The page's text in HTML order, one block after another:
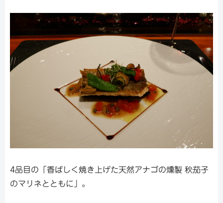
4品目の「香ばしく焼き上げた天然アナゴの燻製 秋茄子
のマリネとともに」。